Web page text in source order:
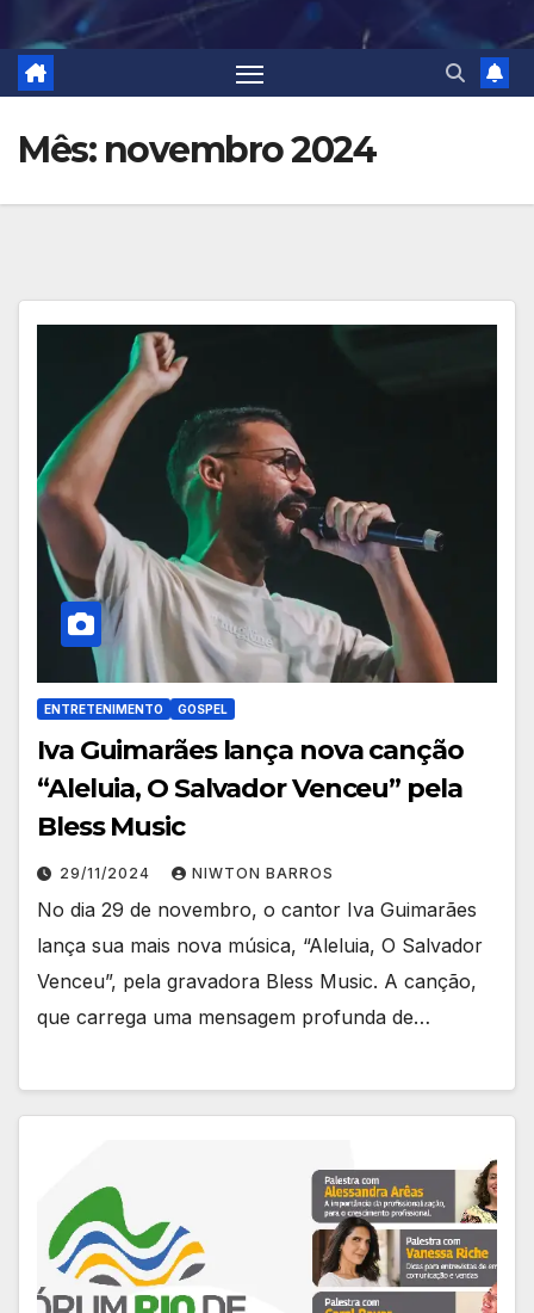
Mês: novembro 2024
ENTRETENIMENTO GOSPEL
Iva Guimarães lança nova canção
“Aleluia, O Salvador Venceu” pela
Bless Music
29/11/2024 NIWTON BARROS
No dia 29 de novembro, o cantor Iva Guimarães
lança sua mais nova música, “Aleluia, O Salvador
Venceu”, pela gravadora Bless Music. A canção,
que carrega uma mensagem profunda de…